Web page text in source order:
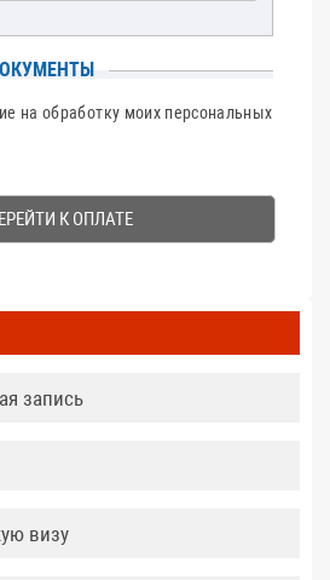
на обработку моих персональных
запись
визу